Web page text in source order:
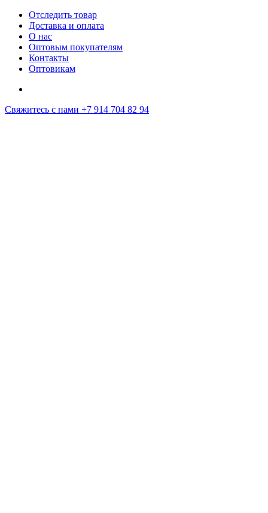
Отследить товар
Доставка и оплата
О нас
Оптовым покупателям
Контакты
Оптовикам
Свяжитесь с нами +7 914 704 82 94